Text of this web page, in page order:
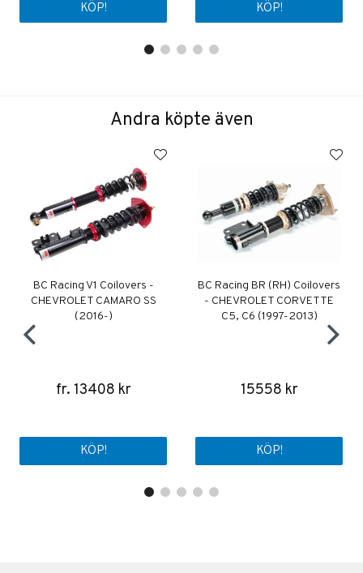
KÖP! KÖP!
Andra köpte även
BC Racing V1 Coilovers -
CHEVROLET CAMARO SS
(2016-)
fr. 13408 kr
KÖP!
BC Racing BR (RH) Coilovers
- CHEVROLET CORVETTE
C5, C6 (1997-2013)
15558 kr
KÖP!